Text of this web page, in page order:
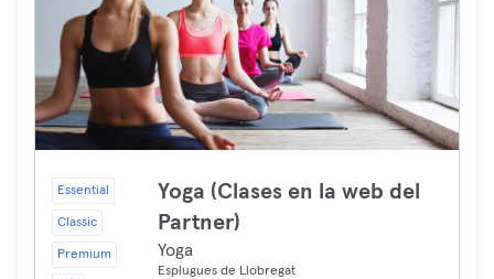
Essential
Classic
Premium
Yoga (Clases en la web del
Partner)
Yoga
Esplugues de Llobregat